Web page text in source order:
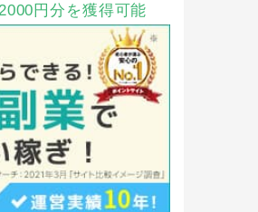
円分を獲得可能